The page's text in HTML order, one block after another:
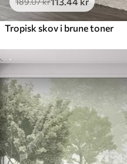
Tropisk skov i brune toner